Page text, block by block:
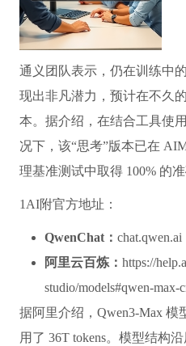
通义团队表示，仍在训练中
现出非凡潜力，预计在不久
本。据介绍，在结合工具使
况下，该“思考”版本已在
理基准测试中取得 100% 的准
1AI附官方地址：
QwenChat： chat.qwen.ai
阿里云百炼： https://
studio/models#qwen-max-
据阿里介绍，Qwen3-Max
用了 36T tokens。模型结构